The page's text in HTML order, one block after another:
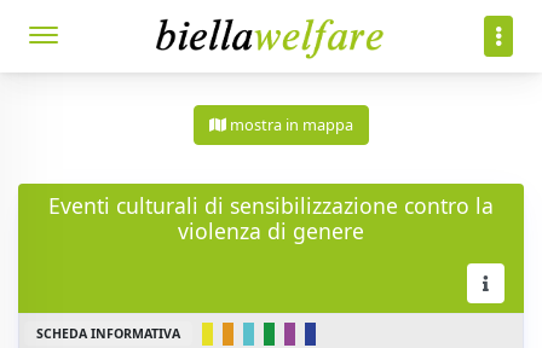
mostra in mappa
Eventi culturali di sensibilizzazione contro la
violenza di genere
SCHEDA INFORMATIVA